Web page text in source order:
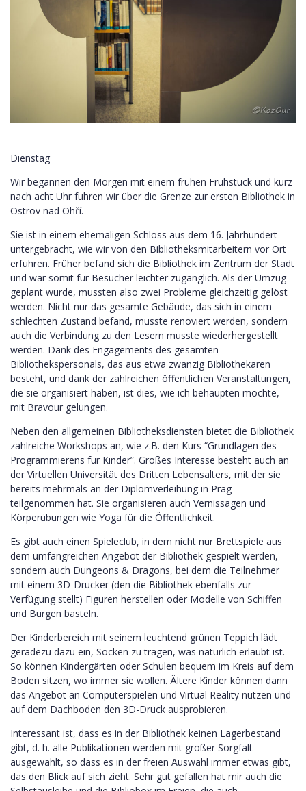
Dienstag
Wir begannen den Morgen mit einem frühen Frühstück und kurz
nach acht Uhr fuhren wir über die Grenze zur ersten Bibliothek in
Ostrov nad Ohří.
Sie ist in einem ehemaligen Schloss aus dem 16. Jahrhundert
untergebracht, wie wir von den Bibliotheksmitarbeitern vor Ort
erfuhren. Früher befand sich die Bibliothek im Zentrum der Stadt
und war somit für Besucher leichter zugänglich. Als der Umzug
geplant wurde, mussten also zwei Probleme gleichzeitig gelöst
werden. Nicht nur das gesamte Gebäude, das sich in einem
schlechten Zustand befand, musste renoviert werden, sondern
auch die Verbindung zu den Lesern musste wiederhergestellt
werden. Dank des Engagements des gesamten
Bibliothekspersonals, das aus etwa zwanzig Bibliothekaren
besteht, und dank der zahlreichen öffentlichen Veranstaltungen,
die sie organisiert haben, ist dies, wie ich behaupten möchte,
mit Bravour gelungen.
Neben den allgemeinen Bibliotheksdiensten bietet die Bibliothek
zahlreiche Workshops an, wie z.B. den Kurs “Grundlagen des
Programmierens für Kinder”. Großes Interesse besteht auch an
der Virtuellen Universität des Dritten Lebensalters, mit der sie
bereits mehrmals an der Diplomverleihung in Prag
teilgenommen hat. Sie organisieren auch Vernissagen und
Körperübungen wie Yoga für die Öffentlichkeit.
Es gibt auch einen Spieleclub, in dem nicht nur Brettspiele aus
dem umfangreichen Angebot der Bibliothek gespielt werden,
sondern auch Dungeons & Dragons, bei dem die Teilnehmer
mit einem 3D-Drucker (den die Bibliothek ebenfalls zur
Verfügung stellt) Figuren herstellen oder Modelle von Schiffen
und Burgen basteln.
Der Kinderbereich mit seinem leuchtend grünen Teppich lädt
geradezu dazu ein, Socken zu tragen, was natürlich erlaubt ist.
So können Kindergärten oder Schulen bequem im Kreis auf dem
Boden sitzen, wo immer sie wollen. Ältere Kinder können dann
das Angebot an Computerspielen und Virtual Reality nutzen und
auf dem Dachboden den 3D-Druck ausprobieren.
Interessant ist, dass es in der Bibliothek keinen Lagerbestand
gibt, d. h. alle Publikationen werden mit großer Sorgfalt
ausgewählt, so dass es in der freien Auswahl immer etwas gibt,
das den Blick auf sich zieht. Sehr gut gefallen hat mir auch die